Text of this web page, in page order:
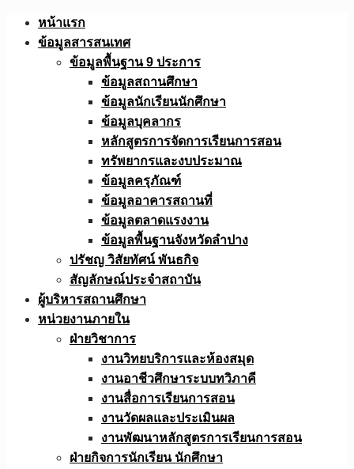
Skip
หน้าแรก
ข้อมูลสารสนเทศ
ข้อมูลพื้นฐาน 9 ประการ
ข้อมูลสถานศึกษา
ข้อมูลนักเรียนนักศึกษา
ข้อมูลบุคลากร
หลักสูตรการจัดการเรียนการสอน
ทรัพยากรและงบประมาณ
ข้อมูลครุภัณฑ์
ข้อมูลอาคารสถานที่
ข้อมูลตลาดแรงงาน
ข้อมูลพื้นฐานจังหวัดลำปาง
ปรัชญ วิสัยทัศน์ พันธกิจ
สัญลักษณ์ประจำสถาบัน
ผู้บริหารสถานศึกษา
หน่วยงานภายใน
ฝ่ายวิชาการ
งานวิทยบริการและห้องสมุด
งานอาชีวศึกษาระบบทวิภาคี
งานสื่อการเรียนการสอน
งานวัดผลและประเมินผล
งานพัฒนาหลักสูตรการเรียนการสอน
ฝ่ายกิจการนักเรียน นักศึกษา